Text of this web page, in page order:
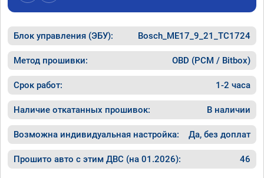
как
Машина
ничего
сразу.
В
пути!
Блок управления (ЭБУ): Bosch_ME17_9_21_TC1724
Метод прошивки: OBD (PCM / Bitbox)
Срок работ: 1-2 часа
Наличие откатанных прошивок: В наличии
Возможна индивидуальная настройка: Да, без доплат
Прошито авто с этим ДВС (на 01.2026): 46